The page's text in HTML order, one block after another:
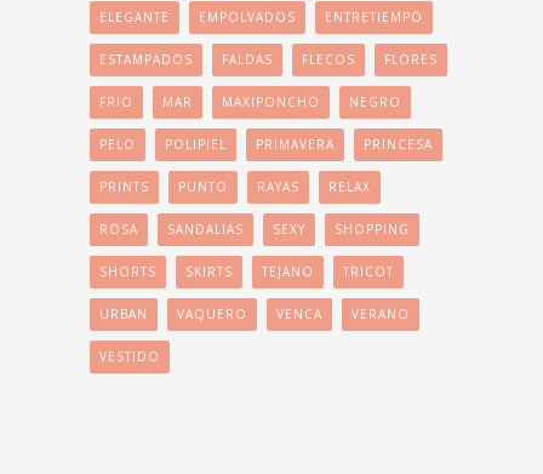
ELEGANTE EMPOLVADOS ENTRETIEMPO
ESTAMPADOS FALDAS FLECOS FLORES
FRIO MAR MAXIPONCHO NEGRO
PELO POLIPIEL PRIMAVERA PRINCESA
PRINTS PUNTO RAYAS RELAX
ROSA SANDALIAS SEXY SHOPPING
SHORTS SKIRTS TEJANO TRICOT
URBAN VAQUERO VENCA VERANO
VESTIDO